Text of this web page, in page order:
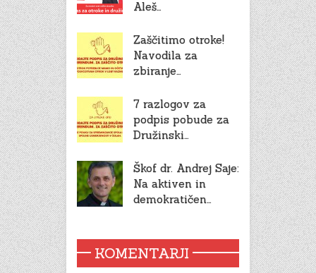
Aleš…
Zaščitimo otroke!
Navodila za
zbiranje…
7 razlogov za
podpis pobude za
Družinski…
Škof dr. Andrej Saje:
Na aktiven in
demokratičen…
KOMENTARJI